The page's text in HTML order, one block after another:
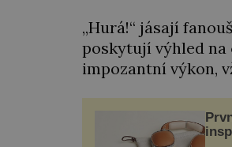
„Hurá!“ jásají
poskytují výhled na
impozantní výkon,